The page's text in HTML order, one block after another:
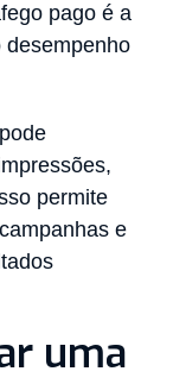
pago é a
desempenho
permite
e
uma